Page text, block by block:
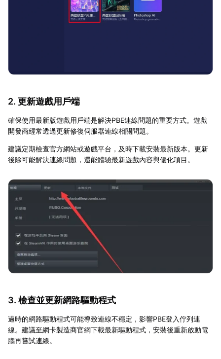
2. 更新遊戲用戶端
確保使用最新版遊戲用戶端是解決PBE連線問題的重要方式。遊戲
開發商經常透過更新修復伺服器連線相關問題。
建議定期檢查官方網站或遊戲平台，及時下載安裝最新版本。更新
後除可能解決連線問題，還能體驗最新遊戲內容與優化項目。
3. 檢查並更新網路驅動程式
過時的網路驅動程式可能導致連線不穩定，影響PBE登入佇列連
線。建議至網卡製造商官網下載最新驅動程式，安裝後重新啟動電
腦再嘗試連線。